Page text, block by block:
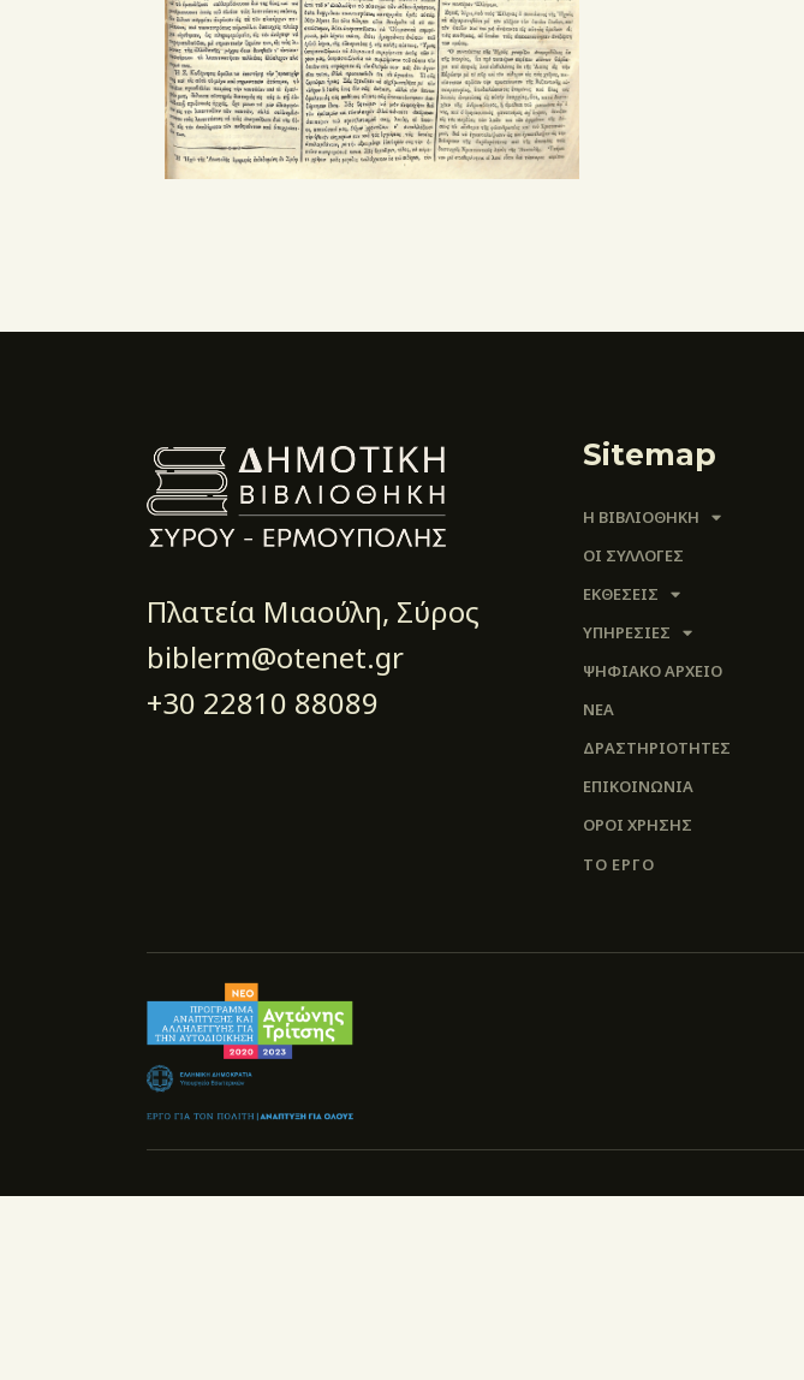
Πλατεία Μιαούλη, Σύρος
biblerm@otenet.gr
+30 22810 88089
Sitemap
Η ΒΙΒΛΙΟΘΗΚΗ
ΟΙ ΣΥΛΛΟΓΈΣ
ΕΚΘΕΣΕΙΣ
ΥΠΗΡΕΣΙΕΣ
ΨΗΦΙΑΚΌ ΑΡΧΕΊΟ
ΝΕΑ
ΔΡΑΣΤΗΡΙΟΤΗΤΕΣ
ΕΠΙΚΟΙΝΩΝΊΑ
ΌΡΟΙ ΧΡΉΣΗΣ
ΤΟ ΕΡΓΟ